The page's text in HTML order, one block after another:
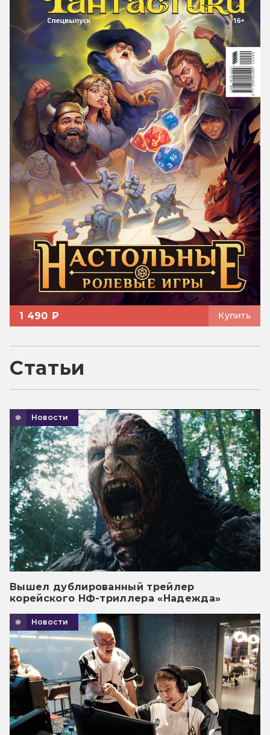
1 490 ₽ Купить
Статьи
Новости
Вышел дублированный трейлер
корейского НФ-триллера «Надежда»
Новости